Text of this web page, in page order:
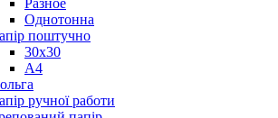
Однотонна
поштучно
30х30
А4
ручної работи